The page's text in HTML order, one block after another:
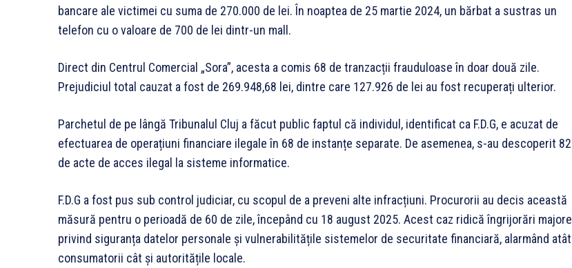
bancare ale victimei cu suma de 270.000 de lei. În noaptea de 25 martie 2024, un bărbat a sustras un
telefon cu o valoare de 700 de lei dintr-un mall.
Direct din Centrul Comercial „Sora”, acesta a comis 68 de tranzacții frauduloase în doar două zile.
Prejudiciul total cauzat a fost de 269.948,68 lei, dintre care 127.926 de lei au fost recuperați ulterior.
Parchetul de pe lângă Tribunalul Cluj a făcut public faptul că individul, identificat ca F.D.G, e acuzat de
efectuarea de operațiuni financiare ilegale în 68 de instanțe separate. De asemenea, s-au descoperit 82
de acte de acces ilegal la sisteme informatice.
F.D.G a fost pus sub control judiciar, cu scopul de a preveni alte infracțiuni. Procurorii au decis această
măsură pentru o perioadă de 60 de zile, începând cu 18 august 2025. Acest caz ridică îngrijorări majore
privind siguranța datelor personale și vulnerabilitățile sistemelor de securitate financiară, alarmând atât
consumatorii cât și autoritățile locale.